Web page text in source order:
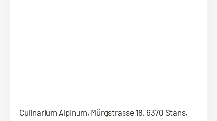
Culinarium Alpinum, Mürgstrasse 18, 6370 Stans,